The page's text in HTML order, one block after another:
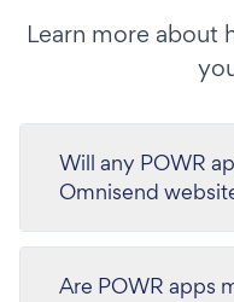
Learn more about
Will any POWR
Omnisend
Are POWR apps